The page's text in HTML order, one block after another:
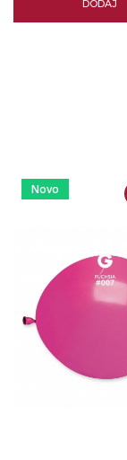
DODAJ
Novo